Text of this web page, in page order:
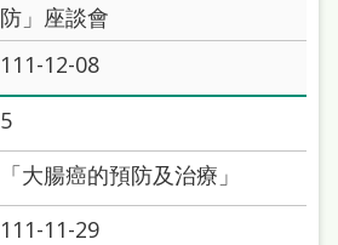
防」座談會
111-12-08
5
「大腸癌的預防及治療」
111-11-29